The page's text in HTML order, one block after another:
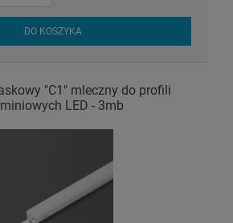
DO KOSZYKA
"C1" mleczny do profili
LED - 3mb